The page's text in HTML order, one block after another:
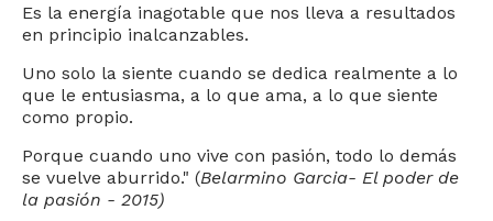
Es la energía inagotable que nos lleva a resultados
en principio inalcanzables.
Uno solo la siente cuando se dedica realmente a lo
que le entusiasma, a lo que ama, a lo que siente
como propio.
Porque cuando uno vive con pasión, todo lo demás
se vuelve aburrido." (Belarmino Garcia- El poder de
la pasión - 2015)